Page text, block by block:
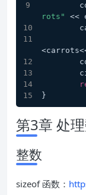
rots"
<<
}
第3章 处
整数
sizeof 函数：